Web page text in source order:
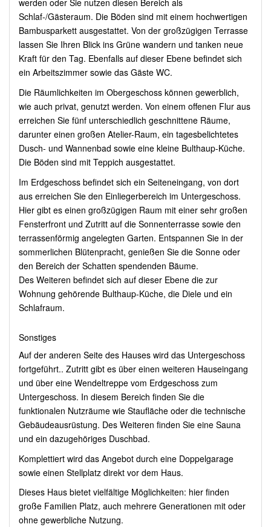
werden oder Sie nutzen diesen Bereich als
Schlaf-/Gästeraum. Die Böden sind mit einem hochwertigen
Bambusparkett ausgestattet. Von der großzügigen Terrasse
lassen Sie Ihren Blick ins Grüne wandern und tanken neue
Kraft für den Tag. Ebenfalls auf dieser Ebene befindet sich
ein Arbeitszimmer sowie das Gäste WC.
Die Räumlichkeiten im Obergeschoss können gewerblich,
wie auch privat, genutzt werden. Von einem offenen Flur aus
erreichen Sie fünf unterschiedlich geschnittene Räume,
darunter einen großen Atelier-Raum, ein tagesbelichtetes
Dusch- und Wannenbad sowie eine kleine Bulthaup-Küche.
Die Böden sind mit Teppich ausgestattet.
Im Erdgeschoss befindet sich ein Seiteneingang, von dort
aus erreichen Sie den Einliegerbereich im Untergeschoss.
Hier gibt es einen großzügigen Raum mit einer sehr großen
Fensterfront und Zutritt auf die Sonnenterrasse sowie den
terrassenförmig angelegten Garten. Entspannen Sie in der
sommerlichen Blütenpracht, genießen Sie die Sonne oder
den Bereich der Schatten spendenden Bäume.
Des Weiteren befindet sich auf dieser Ebene die zur
Wohnung gehörende Bulthaup-Küche, die Diele und ein
Schlafraum.
Sonstiges
Auf der anderen Seite des Hauses wird das Untergeschoss
fortgeführt.. Zutritt gibt es über einen weiteren Hauseingang
und über eine Wendeltreppe vom Erdgeschoss zum
Untergeschoss. In diesem Bereich finden Sie die
funktionalen Nutzräume wie Staufläche oder die technische
Gebäudeausrüstung. Des Weiteren finden Sie eine Sauna
und ein dazugehöriges Duschbad.
Komplettiert wird das Angebot durch eine Doppelgarage
sowie einen Stellplatz direkt vor dem Haus.
Dieses Haus bietet vielfältige Möglichkeiten: hier finden
große Familien Platz, auch mehrere Generationen mit oder
ohne gewerbliche Nutzung.